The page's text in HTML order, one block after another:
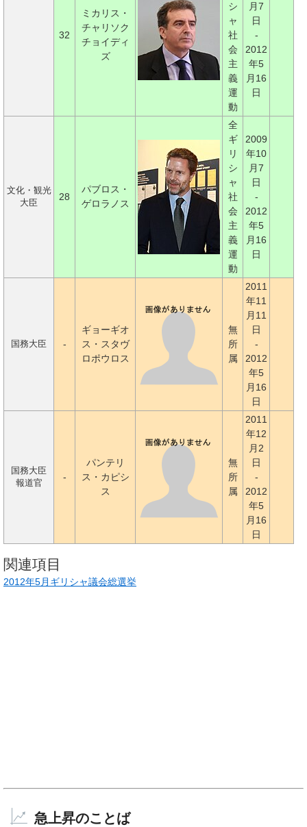
32
ミカリス・
チャリソク
チョイディ
ズ
シ
ャ
社
会
主
義
運
動
月7
日
-
2012
年5
月16
日
文化・観光
大臣
28
パブロス・
ゲロラノス
全
ギ
リ
シ
ャ
社
会
主
義
運
動
2009
年10
月7
日
-
2012
年5
月16
日
国務大臣 -
ギョーギオ
ス・スタヴ
ロポウロス
無
所
属
2011
年11
月11
日
-
2012
年5
月16
日
国務大臣
報道官
-
パンテリ
ス・カピシ
ス
無
所
属
2011
年12
月2
日
-
2012
年5
月16
日
関連項目
2012年5月ギリシャ議会総選挙
急上昇のことば